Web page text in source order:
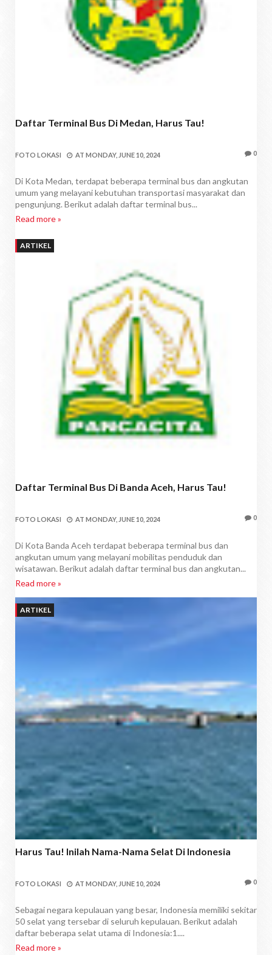
Daftar Terminal Bus Di Medan, Harus Tau!
FOTO LOKASI AT MONDAY, JUNE 10, 2024 0
Di Kota Medan, terdapat beberapa terminal bus dan angkutan
umum yang melayani kebutuhan transportasi masyarakat dan
pengunjung. Berikut adalah daftar terminal bus...
Read more »
ARTIKEL
Daftar Terminal Bus Di Banda Aceh, Harus Tau!
FOTO LOKASI AT MONDAY, JUNE 10, 2024 0
Di Kota Banda Aceh terdapat beberapa terminal bus dan
angkutan umum yang melayani mobilitas penduduk dan
wisatawan. Berikut adalah daftar terminal bus dan angkutan...
Read more »
ARTIKEL
Harus Tau! Inilah Nama-Nama Selat Di Indonesia
FOTO LOKASI AT MONDAY, JUNE 10, 2024 0
Sebagai negara kepulauan yang besar, Indonesia memiliki sekitar
50 selat yang tersebar di seluruh kepulauan. Berikut adalah
daftar beberapa selat utama di Indonesia:1....
Read more »